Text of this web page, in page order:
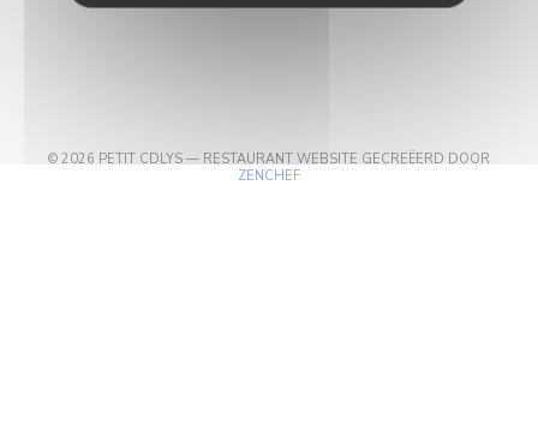
© 2026 PETIT CDLYS — RESTAURANT WEBSITE GECREËERD DOOR
ZENCHEF((OPENT IN EEN NIEUW VENSTER))